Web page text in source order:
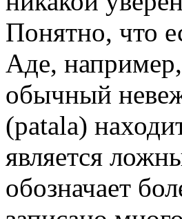
Понятно, что
Аде,
обычный
(patala)
является
обозначает